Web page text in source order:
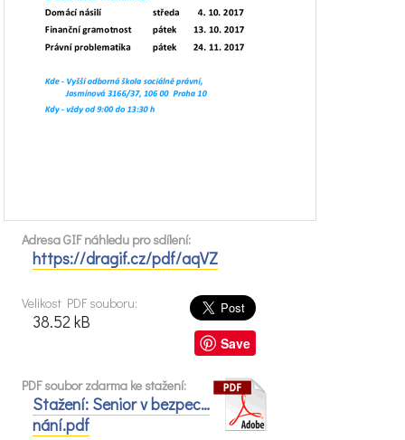
Adresa GIF náhledu pro sdílení:
https://dragif.cz/pdf/aqVZ
Save
Velikost PDF souboru:
38.52 kB
PDF soubor zdarma ke stažení:
Stažení: Senior v bezpec…
nání.pdf